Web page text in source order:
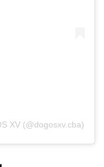
XV (@dogosxv.cba)